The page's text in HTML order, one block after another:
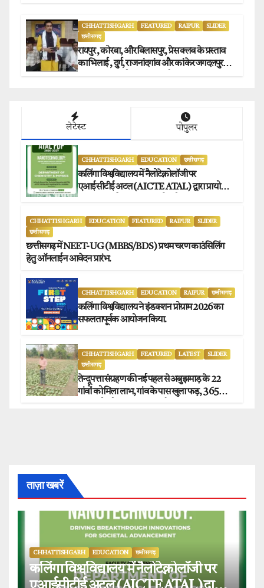
CHHATTISHGARH FEATURED RAIPUR
SLIDER
छत्तीसगढ़
रायपुर , कोरबा, और बिलासपुर, प्रेस क्लब के प्रस्ताव
का भिलाई , दुर्ग, राजनांदगांव और कांकेर जगदलपुर
लेटेस्ट पोपुलर
CHHATTISHGARH EDUCATION छत्तीसगढ़
कलिंगा विश्वविद्यालय में नैलोटेक्नोलॉजी पर
एआईसीटीई अटल (AICTE ATAL) द्वारा प्रायोजित
CHHATTISHGARH EDUCATION FEATURED RAIPUR
SLIDER
छत्तीसगढ़
छत्तीसगढ़ में NEET-UG (MBBS/BDS) प्रथम चरण काउंसिलिंग
हेतु ऑनलाईन आवेदन प्रारंभ.
CHHATTISHGARH EDUCATION RAIPUR छत्तीसगढ़
कलिंगा विश्वविद्यालय ने इंडक्शन प्रोग्राम 2026 का
सफलतापूर्वक आयोजन किया.
CHHATTISHGARH FEATURED LATEST
SLIDER
छत्तीसगढ़
तेन्दूपत्ता संग्रहण की नई पहल से अबुझमाड़ के 22
गांवों को मिला लाभ, गांव के पास खुला फड़, 365
ताज़ा खबरें
CHHATTISHGARH EDUCATION छत्तीसगढ़
कलिंगा विश्वविद्यालय में नैलोटेक्नोलॉजी पर